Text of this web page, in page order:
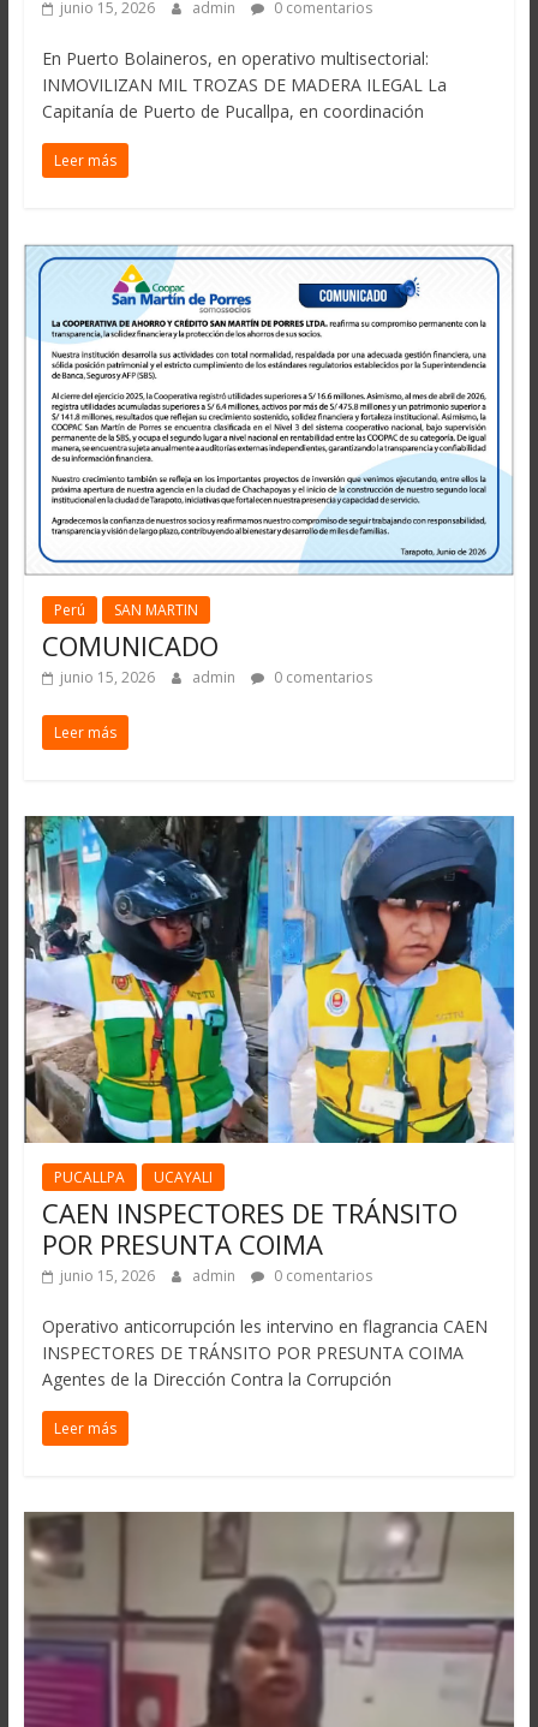
junio 15, 2026 admin 0 comentarios
En Puerto Bolaineros, en operativo multisectorial:
INMOVILIZAN MIL TROZAS DE MADERA ILEGAL La
Capitanía de Puerto de Pucallpa, en coordinación
Leer más
Perú SAN MARTIN
COMUNICADO
junio 15, 2026 admin 0 comentarios
Leer más
PUCALLPA UCAYALI
CAEN INSPECTORES DE TRÁNSITO
POR PRESUNTA COIMA
junio 15, 2026 admin 0 comentarios
Operativo anticorrupción les intervino en flagrancia CAEN
INSPECTORES DE TRÁNSITO POR PRESUNTA COIMA
Agentes de la Dirección Contra la Corrupción
Leer más